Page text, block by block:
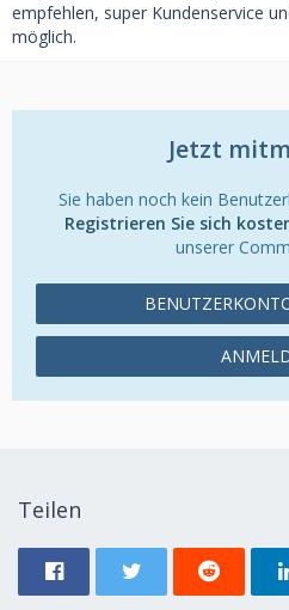
empfehlen, super Kundenservice
möglich.
Jetzt
Sie haben noch kein
Registrieren Sie sich
unserer
Teilen